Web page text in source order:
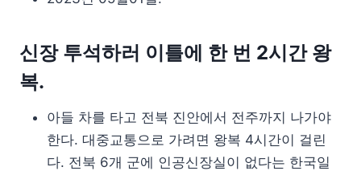
신장 투석하러 이틀에 한 번 2시간 왕
복.
아들 차를 타고 전북 진안에서 전주까지 나가야
한다. 대중교통으로 가려면 왕복 4시간이 걸린
다. 전북 6개 군에 인공신장실이 없다는 한국일